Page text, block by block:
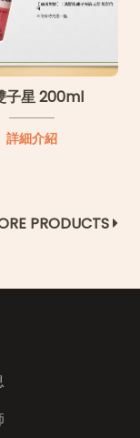
子星 200ml
詳細介紹
PRODUCTS